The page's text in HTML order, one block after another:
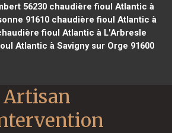
56230chaudière fioul Atlantic à
91610 chaudière fioul Atlantic à
fioul Atlantic à L'Arbresle
Atlantic à Savigny sur Orge 91600
Artisan